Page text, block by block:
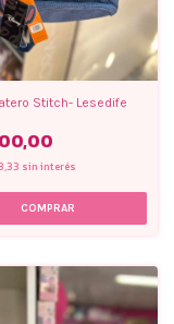
Stitch- Lesedife
sin interés
COMPRAR